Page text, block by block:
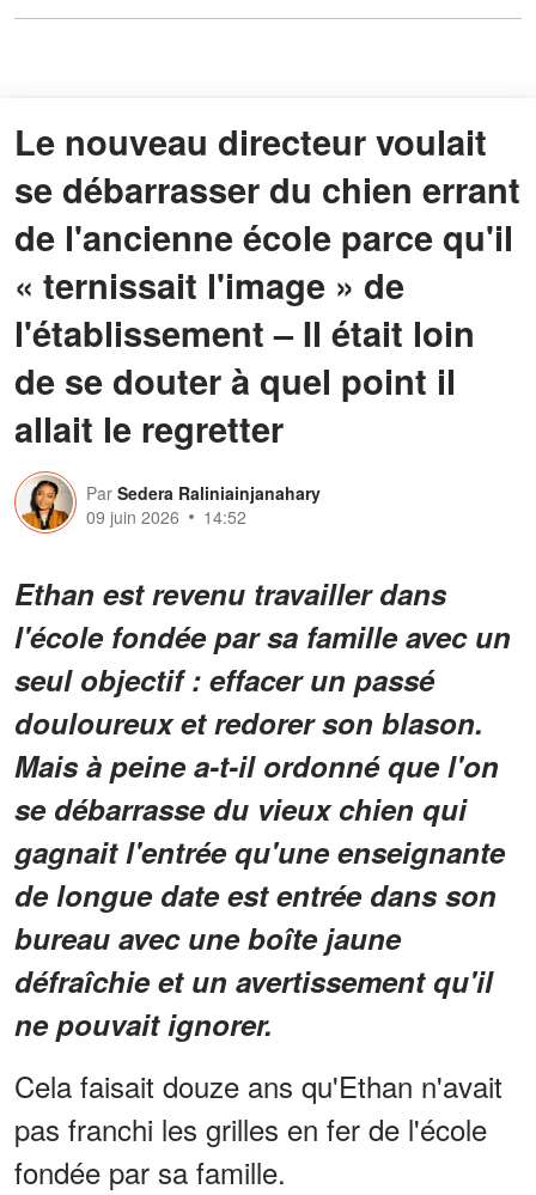
Le nouveau directeur voulait
se débarrasser du chien errant
de l'ancienne école parce qu'il
« ternissait l'image » de
l'établissement – Il était loin
de se douter à quel point il
allait le regretter
Par Sedera Raliniainjanahary
09 juin 2026
14:52
Ethan est revenu travailler dans
l'école fondée par sa famille avec un
seul objectif : effacer un passé
douloureux et redorer son blason.
Mais à peine a-t-il ordonné que l'on
se débarrasse du vieux chien qui
gagnait l'entrée qu'une enseignante
de longue date est entrée dans son
bureau avec une boîte jaune
défraîchie et un avertissement qu'il
ne pouvait ignorer.
Cela faisait douze ans qu'Ethan n'avait
pas franchi les grilles en fer de l'école
fondée par sa famille.